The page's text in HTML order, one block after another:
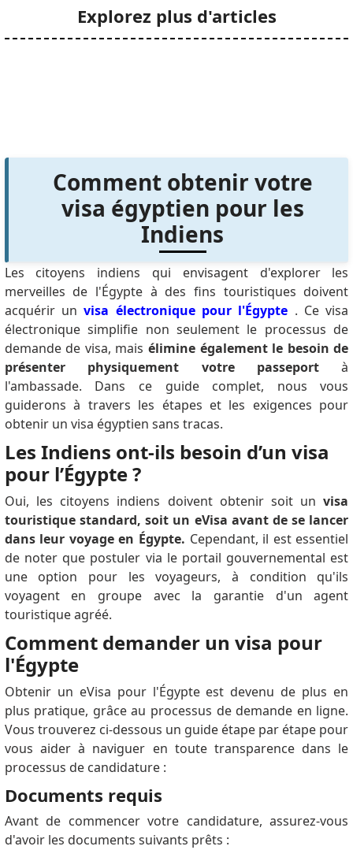
Explorez plus d'articles
Comment obtenir votre
visa égyptien pour les
Indiens
Les citoyens indiens qui envisagent d'explorer les
merveilles de l'Égypte à des fins touristiques doivent
acquérir unvisa électronique pour l'Égypte . Ce visa
électronique simplifie non seulement le processus de
demande de visa, mais élimine également le besoin de
présenter physiquement votre passeportà
l'ambassade. Dans ce guide complet, nous vous
guiderons à travers les étapes et les exigences pour
obtenir un visa égyptien sans tracas.
Les Indiens ont-ils besoin d’un visa
pour l’Égypte ?
Oui, les citoyens indiens doivent obtenir soit unvisa
touristique standard, soit un eVisa avant de se lancer
dans leur voyage en Égypte. Cependant, il est essentiel
de noter que postuler via le portail gouvernemental est
une option pour les voyageurs, à condition qu'ils
voyagent en groupe avec la garantie d'un agent
touristique agréé.
Comment demander un visa pour
l'Égypte
Obtenir un eVisa pour l'Égypte est devenu de plus en
plus pratique, grâce au processus de demande en ligne.
Vous trouverez ci-dessous un guide étape par étape pour
vous aider à naviguer en toute transparence dans le
processus de candidature :
Documents requis
Avant de commencer votre candidature, assurez-vous
d'avoir les documents suivants prêts :